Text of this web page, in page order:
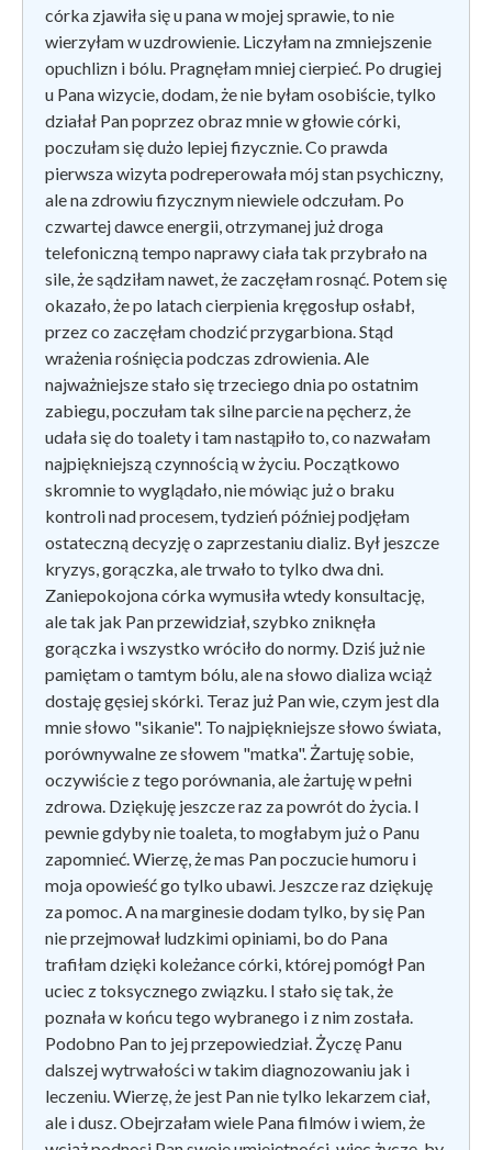
córka zjawiła się u pana w mojej sprawie, to nie
wierzyłam w uzdrowienie. Liczyłam na zmniejszenie
opuchlizn i bólu. Pragnęłam mniej cierpieć. Po drugiej
u Pana wizycie, dodam, że nie byłam osobiście, tylko
działał Pan poprzez obraz mnie w głowie córki,
poczułam się dużo lepiej fizycznie. Co prawda
pierwsza wizyta podreperowała mój stan psychiczny,
ale na zdrowiu fizycznym niewiele odczułam. Po
czwartej dawce energii, otrzymanej już droga
telefoniczną tempo naprawy ciała tak przybrało na
sile, że sądziłam nawet, że zaczęłam rosnąć. Potem się
okazało, że po latach cierpienia kręgosłup osłabł,
przez co zaczęłam chodzić przygarbiona. Stąd
wrażenia rośnięcia podczas zdrowienia. Ale
najważniejsze stało się trzeciego dnia po ostatnim
zabiegu, poczułam tak silne parcie na pęcherz, że
udała się do toalety i tam nastąpiło to, co nazwałam
najpiękniejszą czynnością w życiu. Początkowo
skromnie to wyglądało, nie mówiąc już o braku
kontroli nad procesem, tydzień później podjęłam
ostateczną decyzję o zaprzestaniu dializ. Był jeszcze
kryzys, gorączka, ale trwało to tylko dwa dni.
Zaniepokojona córka wymusiła wtedy konsultację,
ale tak jak Pan przewidział, szybko zniknęła
gorączka i wszystko wróciło do normy. Dziś już nie
pamiętam o tamtym bólu, ale na słowo dializa wciąż
dostaję gęsiej skórki. Teraz już Pan wie, czym jest dla
mnie słowo "sikanie". To najpiękniejsze słowo świata,
porównywalne ze słowem "matka". Żartuję sobie,
oczywiście z tego porównania, ale żartuję w pełni
zdrowa. Dziękuję jeszcze raz za powrót do życia. I
pewnie gdyby nie toaleta, to mogłabym już o Panu
zapomnieć. Wierzę, że mas Pan poczucie humoru i
moja opowieść go tylko ubawi. Jeszcze raz dziękuję
za pomoc. A na marginesie dodam tylko, by się Pan
nie przejmował ludzkimi opiniami, bo do Pana
trafiłam dzięki koleżance córki, której pomógł Pan
uciec z toksycznego związku. I stało się tak, że
poznała w końcu tego wybranego i z nim została.
Podobno Pan to jej przepowiedział. Życzę Panu
dalszej wytrwałości w takim diagnozowaniu jak i
leczeniu. Wierzę, że jest Pan nie tylko lekarzem ciał,
ale i dusz. Obejrzałam wiele Pana filmów i wiem, że